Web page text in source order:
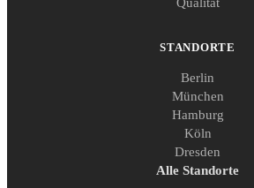
STANDORTE
Berlin
München
Hamburg
Köln
Dresden
Alle Standorte